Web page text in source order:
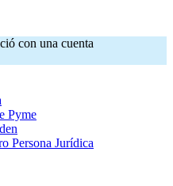
con una cuenta
Pyme
Persona Jurídica